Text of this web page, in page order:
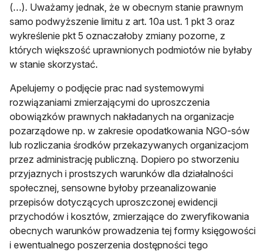
(…). Uważamy jednak, że w obecnym stanie prawnym
samo podwyższenie limitu z art. 10a ust. 1 pkt 3 oraz
wykreślenie pkt 5 oznaczałoby zmiany pozorne, z
których większość uprawnionych podmiotów nie byłaby
w stanie skorzystać.
Apelujemy o podjęcie prac nad systemowymi
rozwiązaniami zmierzającymi do uproszczenia
obowiązków prawnych nakładanych na organizacje
pozarządowe np. w zakresie opodatkowania NGO-sów
lub rozliczania środków przekazywanych organizacjom
przez administrację publiczną. Dopiero po stworzeniu
przyjaznych i prostszych warunków dla działalności
społecznej, sensowne byłoby przeanalizowanie
przepisów dotyczących uproszczonej ewidencji
przychodów i kosztów, zmierzające do zweryfikowania
obecnych warunków prowadzenia tej formy księgowości
i ewentualnego poszerzenia dostępności tego